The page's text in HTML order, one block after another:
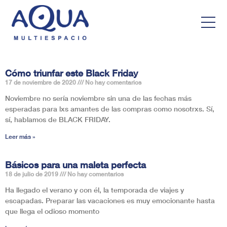
Cómo triunfar este Black Friday
17 de noviembre de 2020 No hay comentarios
Noviembre no sería noviembre sin una de las fechas más
esperadas para lxs amantes de las compras como nosotrxs. Sí,
sí, hablamos de BLACK FRIDAY.
Leer más »
Básicos para una maleta perfecta
18 de julio de 2019 No hay comentarios
Ha llegado el verano y con él, la temporada de viajes y
escapadas. Preparar las vacaciones es muy emocionante hasta
que llega el odioso momento